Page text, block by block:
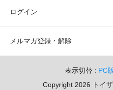
ログイン
メルマガ登録・解除
表示切替 : PC
Copyright 2026 トイ